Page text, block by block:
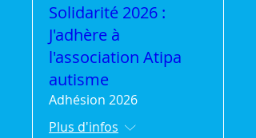
Solidarité 2026 :
J'adhère à
l'association Atipa
autisme
Adhésion 2026
Plus d'infos